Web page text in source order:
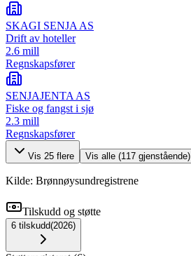
SKAGI SENJA AS
Drift av hoteller
2.6 mill
Regnskapsfører
SENJAJENTA AS
Fiske og fangst i sjø
2.3 mill
Regnskapsfører
Vis 25 flere Vis alle (117 gjenstående)
Kilde: Brønnøysundregistrene
Tilskudd og støtte
6 tilskudd(2026)